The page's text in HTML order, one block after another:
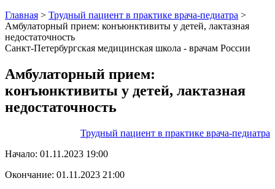
Главная > Трудный пациент в практике врача-педиатра >
Амбулаторный прием: конъюнктивиты у детей, лактазная
недостаточность
Санкт-Петербургская медицинская школа - врачам России
Амбулаторный прием:
конъюнктивиты у детей, лактазная
недостаточность
Трудный пациент в практике врача-педиатра
Начало: 01.11.2023 19:00
Окончание: 01.11.2023 21:00